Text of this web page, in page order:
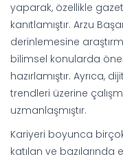
yaparak, özellikle
kanıtlamıştır. Arzu
derinlemesine
bilimsel konularda
hazırlamıştır. Ayrıca,
trendleri üzerine
uzmanlaşmıştır.
Kariyeri boyunca
katılan ve